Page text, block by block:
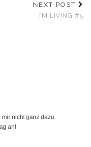
NEXT POST
I’M LIVING #5
nicht ganz dazu.
an!